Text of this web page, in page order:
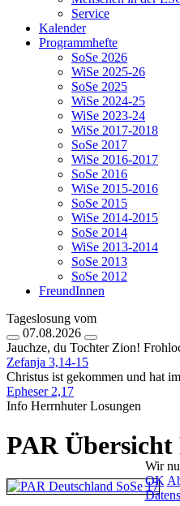
Service
Kalender
Programmhefte
SoSe 2026
WiSe 2025-26
SoSe 2025
WiSe 2024-25
WiSe 2023-24
WiSe 2017-2018
SoSe 2017
WiSe 2016-2017
SoSe 2016
WiSe 2015-2016
SoSe 2015
WiSe 2014-2015
SoSe 2014
WiSe 2013-2014
SoSe 2013
SoSe 2012
FreundInnen
Tageslosung vom
07.08.2026
Jauchze, du Tochter Zion!
Zefanja 3,14-15
Christus ist gekommen und hat
Epheser 2,17
Info Herrnhuter Losungen
PAR Übersicht
Wir
OK